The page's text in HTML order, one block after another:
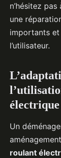
n’hésitez
une
importants
l’utilisateur.
électrique
Un
roulant